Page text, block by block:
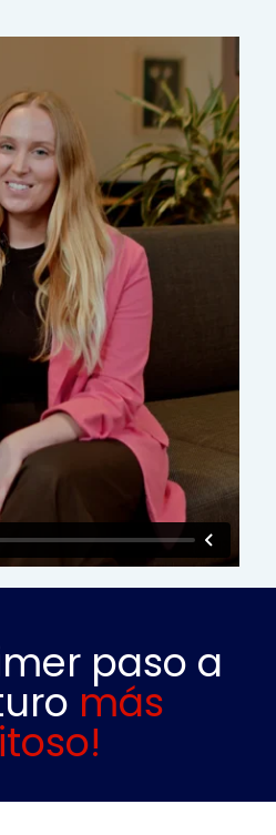
paso a
más